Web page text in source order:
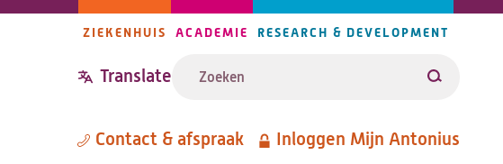
navigatie
ZIEKENHUIS ACADEMIE RESEARCH & DEVELOPMENT
Translate Zoeken
Metanavigatie
Contact & afspraak Inloggen Mijn Antonius